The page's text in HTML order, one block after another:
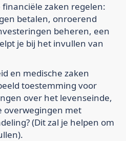
zaken regelen:
betalen, onroerend
beheren, een
je bij het invullen van
en medische zaken
toestemming voor
over het levenseinde,
overwegingen met
(Dit zal je helpen om